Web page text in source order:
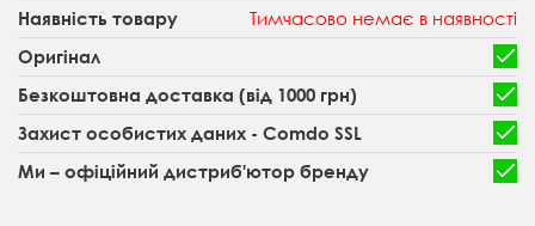
Наявність товару Тимчасово немає в наявності
Оригінал
Безкоштовна доставка (від 1000 грн)
Захист особистих даних - Comdo SSL
Ми – офіційний дистриб'ютор бренду